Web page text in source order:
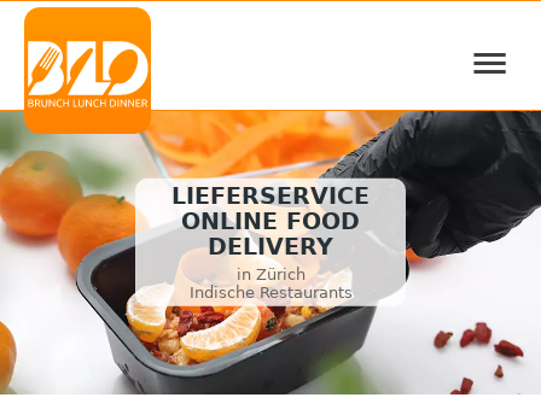
≡
LIEFERSERVICE
ONLINE FOOD
DELIVERY
in Zürich
Indische Restaurants